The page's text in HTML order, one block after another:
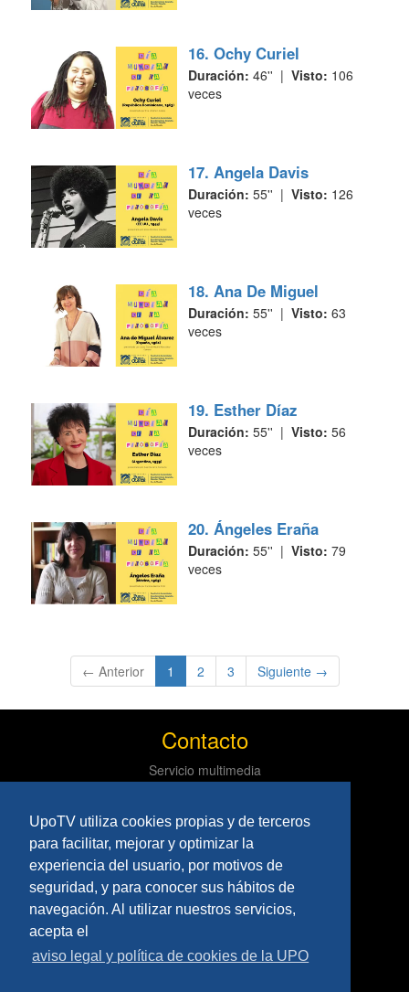
UpoTV utiliza cookies propias y de terceros
para facilitar, mejorar y optimizar la
experiencia del usuario, por motivos de
seguridad, y para conocer sus hábitos de
navegación. Al utilizar nuestros servicios,
acepta el
aviso legal y política de cookies de la UPO
16. Ochy Curiel
Duración: 46'' | Visto: 106
veces
17. Angela Davis
Duración: 55'' | Visto: 126
veces
18. Ana De Miguel
Duración: 55'' | Visto: 63
veces
19. Esther Díaz
Duración: 55'' | Visto: 56
veces
20. Ángeles Eraña
Duración: 55'' | Visto: 79
veces
← Anterior 1 (current)
2 3 Siguiente →
Contacto
Servicio multimedia
Políticas
Aviso Legal
Privacidad